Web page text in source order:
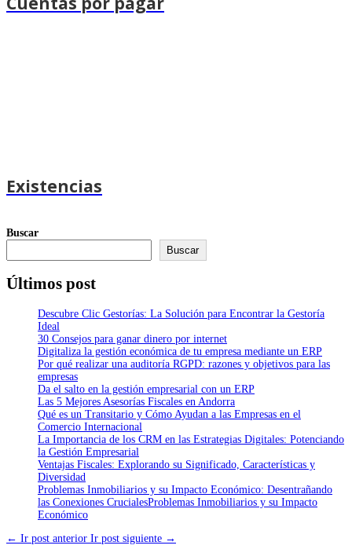
Existencias
Buscar
Buscar
Últimos post
Descubre Clic Gestorías: La Solución para Encontrar la Gestoría
Ideal
30 Consejos para ganar dinero por internet
Digitaliza la gestión económica de tu empresa mediante un ERP
Por qué realizar una auditoría RGPD: razones y objetivos para las
empresas
Da el salto en la gestión empresarial con un ERP
Las 5 Mejores Asesorías Fiscales en Andorra
Qué es un Transitario y Cómo Ayudan a las Empresas en el
Comercio Internacional
La Importancia de los CRM en las Estrategias Digitales: Potenciando
la Gestión Empresarial
Ventajas Fiscales: Explorando su Significado, Características y
Diversidad
Problemas Inmobiliarios y su Impacto Económico: Desentrañando
las Conexiones CrucialesProblemas Inmobiliarios y su Impacto
Económico
← Ir post anterior Ir post siguiente →